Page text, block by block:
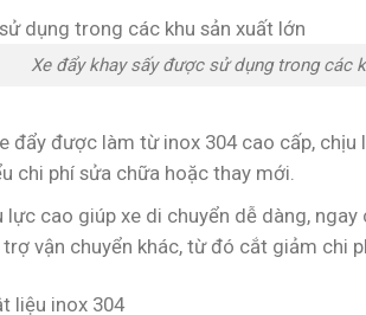
Xe đẩy khay sấy được sử dụng trong các
được làm từ inox 304 cao cấp,
chi phí sửa chữa hoặc thay mới.
lực cao giúp xe di chuyển dễ dàng,
vận chuyển khác, từ đó cắt giảm chi